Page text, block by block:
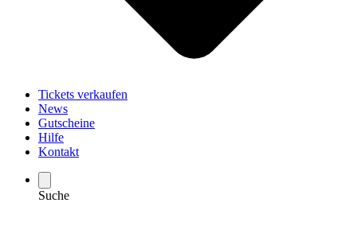
Tickets verkaufen
News
Gutscheine
Hilfe
Kontakt
Suche